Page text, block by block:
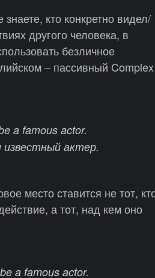
кто конкретно видел/
другого человека, в
безличное
– пассивный Complex
a famous actor.
актер.
место ставится не тот,
а тот, над кем оно
a famous actor.